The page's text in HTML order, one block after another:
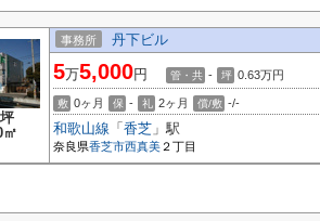
㎡
事務所 丹下ビル
5万5,000円 管・共 - 坪 0.63万円
敷 0ヶ月 保 - 礼 2ヶ月 償/敷 -/-
和歌山線 「 香芝 」駅
奈良県香芝市西真美 ２丁目